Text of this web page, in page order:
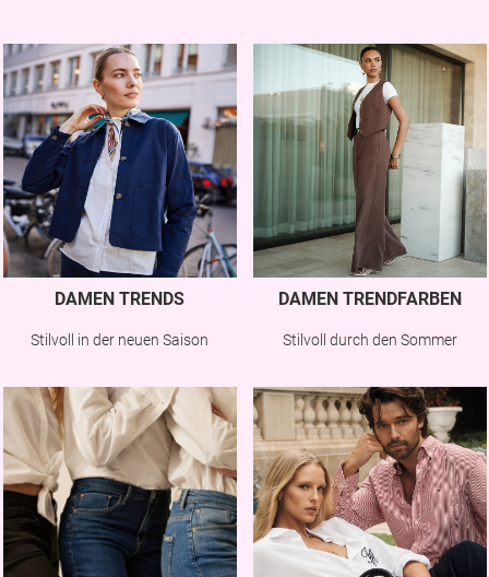
DAMEN TRENDS
Stilvoll in der neuen Saison
DAMEN TRENDFARBEN
Stilvoll durch den Sommer